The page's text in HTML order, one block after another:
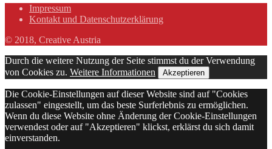
Impressum
Kontakt und Datenschutzerklärung
© 2018, Creative Austria
Durch die weitere Nutzung der Seite stimmst du der Verwendung
von Cookies zu. Weitere Informationen Akzeptieren
Die Cookie-Einstellungen auf dieser Website sind auf "Cookies
zulassen" eingestellt, um das beste Surferlebnis zu ermöglichen.
Wenn du diese Website ohne Änderung der Cookie-Einstellungen
verwendest oder auf "Akzeptieren" klickst, erklärst du sich damit
einverstanden.